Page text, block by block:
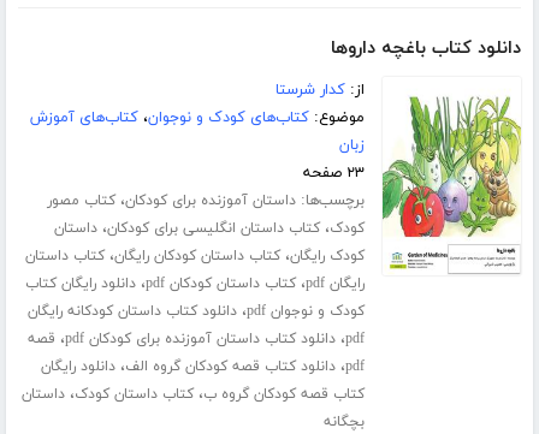
دانلود کتاب باغچه داروها
از:کدار شرستا
موضوع:کتاب‌های کودک و نوجوان،کتاب‌های آموزش
زبان
۲۳ صفحه
برچسب‌ها:داستان آموزنده برای کودکان،کتاب مصور
کودک،کتاب داستان انگلیسی برای کودکان،داستان
کودک رایگان،کتاب داستان کودکان رایگان،کتاب داستان
رایگان pdf
،کتاب داستان کودکان pdf ،دانلود رایگان کتاب
کودک و نوجوان pdf
،دانلود کتاب داستان کودکانه رایگان
pdf،دانلود کتاب داستان آموزنده برای کودکان pdf ، قصه
pdf،دانلود کتاب قصه کودکان گروه الف،دانلود رایگان
کتاب قصه کودکان گروه ب،کتاب داستان کودک،داستان
بچگانه